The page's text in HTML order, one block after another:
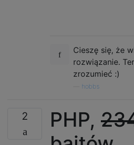
Cieszę się, że
rozwiązanie.
zrozumieć :)
hobbs
2 PHP,